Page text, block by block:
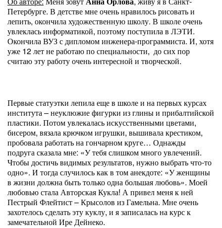
Петербурге. В детстве мне очень нравилось рисовать и
лепить, окончила художественную школу. В школе очень
увлеклась информатикой, поэтому поступила в ЛЭТИ.
Окончила ВУЗ с дипломом инженера-программиста. И, хотя
уже 12 лет не работаю по специальности, до сих пор
считаю эту работу очень интересной и творческой.
Первые статуэтки лепила еще в школе и на первых курсах
института – неуклюжие фигурки из глины и прибалтийской
пластики. Потом увлекалась искусственными цветами,
бисером, вязала крючком игрушки, вышивала крестиком,
пробовала работать на гончарном круге… Однажды
подруга сказала мне: «У тебя слишком много увлечений.
Чтобы достичь видимых результатов, нужно выбрать что-то
одно». И тогда случилось как в том анекдоте: «У женщины
в жизни должна быть только одна большая любовь». Моей
любовью стала Авторская Кукла! А привел меня к ней
Пестрый Флейтист – Крысолов из Гамельна. Мне очень
захотелось сделать эту куклу, и я записалась на курс к
замечательной Ире Дейнеко.